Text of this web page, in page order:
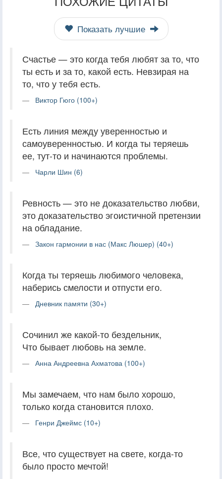
Показать лучшие
Счастье — это когда тебя любят за то, что
ты есть и за то, какой есть. Невзирая на
то, что у тебя есть.
Виктор Гюго (100+)
Есть линия между уверенностью и
самоуверенностью. И когда ты теряешь
ее, тут-то и начинаются проблемы.
Чарли Шин (6)
Ревность — это не доказательство любви,
это доказательство эгоистичной претензии
на обладание.
Закон гармонии в нас (Макс Люшер) (40+)
Когда ты теряешь любимого человека,
наберись смелости и отпусти его.
Дневник памяти (30+)
Сочинил же какой-то бездельник,
Что бывает любовь на земле.
Анна Андреевна Ахматова (100+)
Мы замечаем, что нам было хорошо,
только когда становится плохо.
Генри Джеймс (10+)
Все, что существует на свете, когда-то
было просто мечтой!